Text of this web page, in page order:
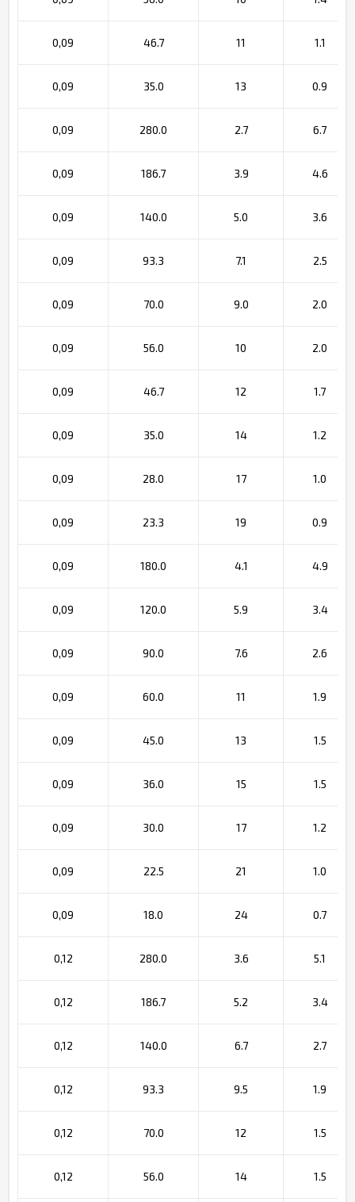
0,09 46.7 11 1.1
0,09 35.0 13 0.9
0,09 280.0 2.7 6.7
0,09 186.7 3.9 4.6
0,09 140.0 5.0 3.6
0,09 93.3 7.1 2.5
0,09 70.0 9.0 2.0
0,09 56.0 10 2.0
0,09 46.7 12 1.7
0,09 35.0 14 1.2
0,09 28.0 17 1.0
0,09 23.3 19 0.9
0,09 180.0 4.1 4.9
0,09 120.0 5.9 3.4
0,09 90.0 7.6 2.6
0,09 60.0 11 1.9
0,09 45.0 13 1.5
0,09 36.0 15 1.5
0,09 30.0 17 1.2
0,09 22.5 21 1.0
0,09 18.0 24 0.7
0,12 280.0 3.6 5.1
0,12 186.7 5.2 3.4
0,12 140.0 6.7 2.7
0,12 93.3 9.5 1.9
0,12 70.0 12 1.5
0,12 56.0 14 1.5